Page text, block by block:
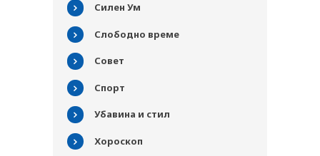
Силен Ум
Слободно време
Совет
Спорт
Убавина и стил
Хороскоп